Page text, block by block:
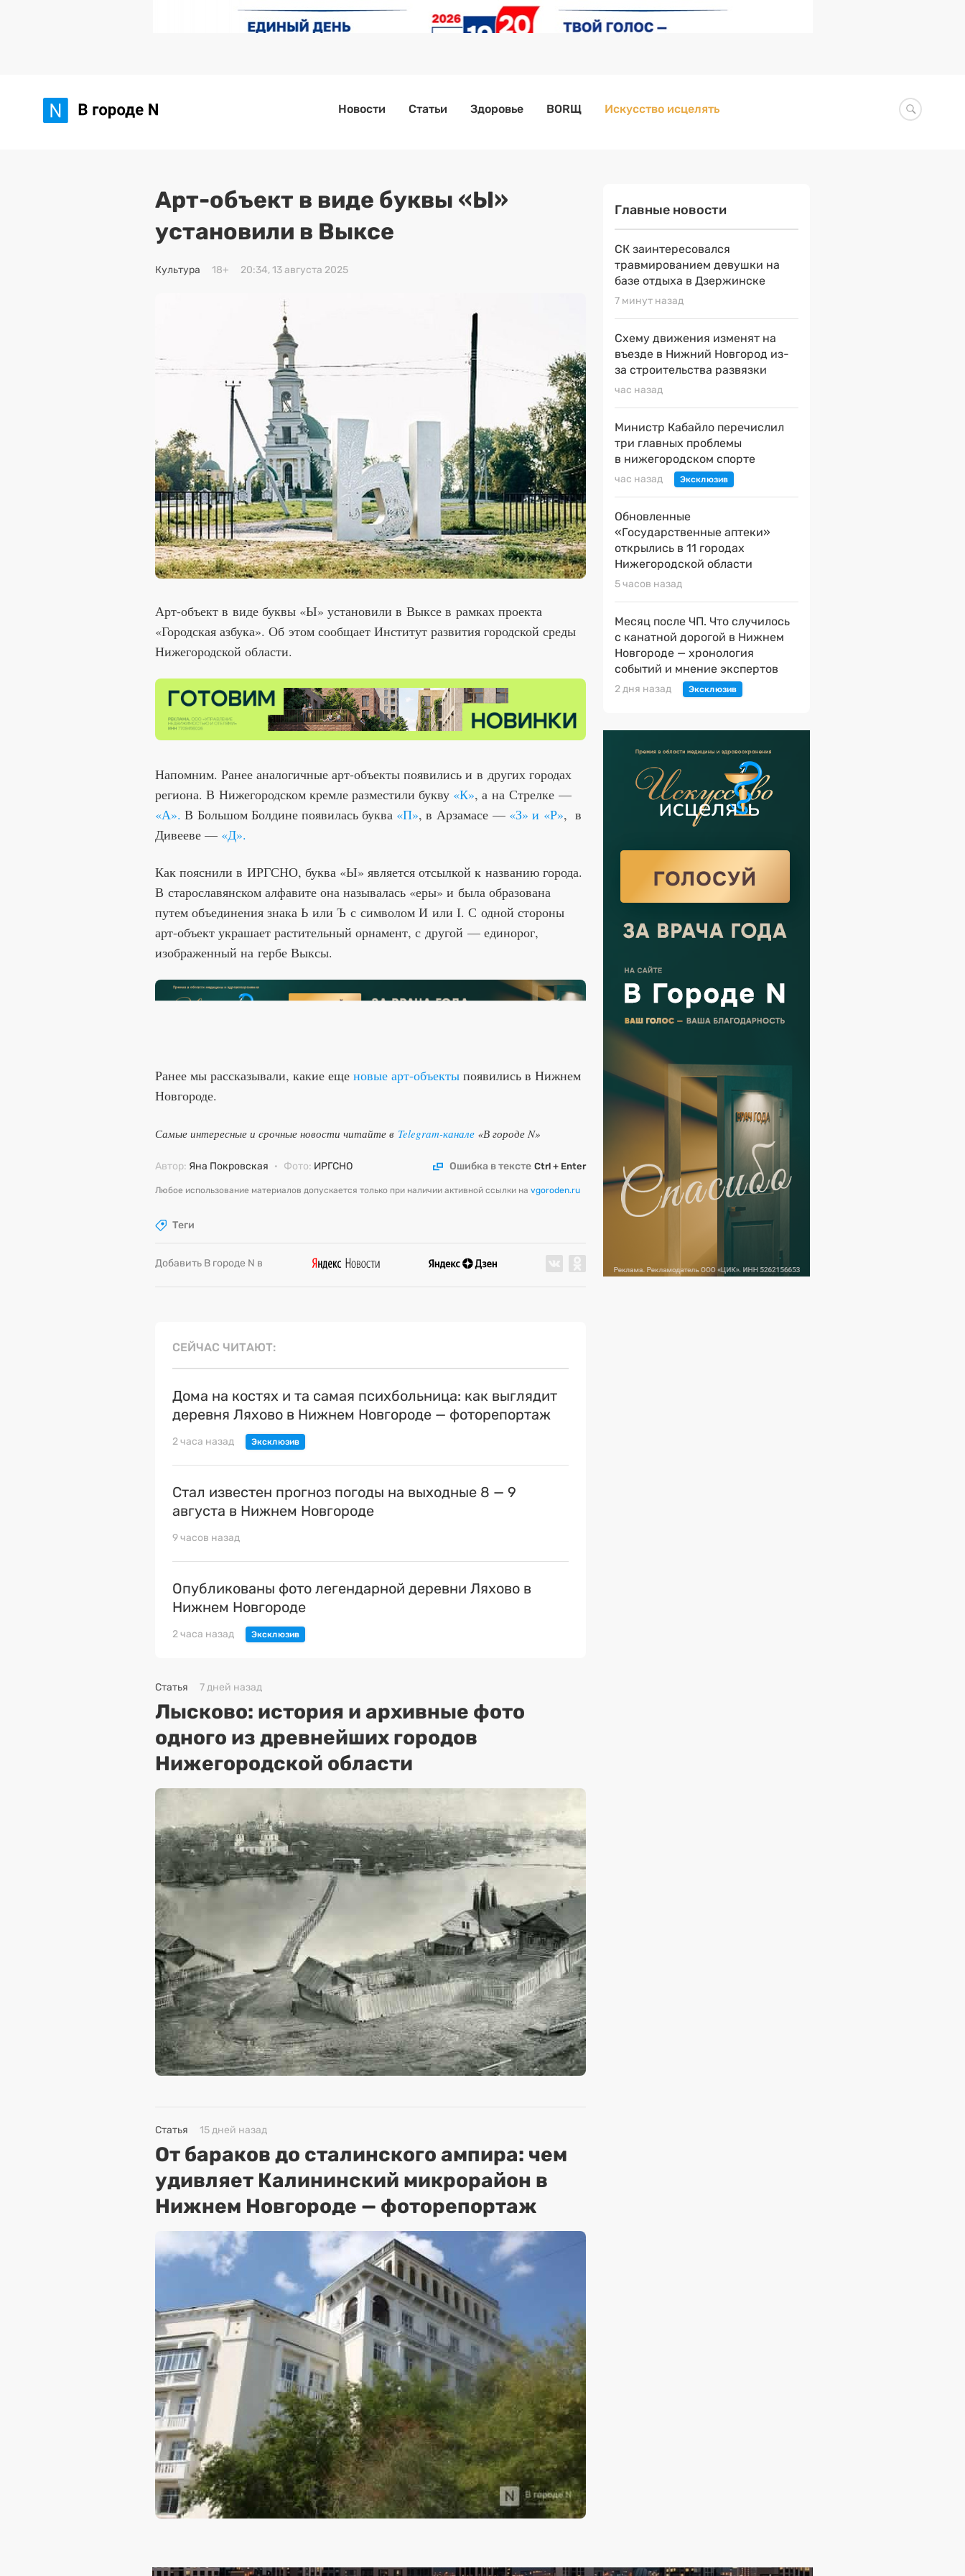
Новости Статьи Здоровье BORЩ Искусство исцелять
Арт-объект в виде буквы «Ы»
установили в Выксе
Культура 18+ 20:34, 13 августа 2025
Арт-объект в виде буквы «Ы» установили в Выксе в рамках проекта
«Городская азбука». Об этом сообщает Институт развития городской среды
Нижегородской области.
Напомним. Ранее аналогичные арт-объекты появились и в других городах
региона. В Нижегородском кремле разместили букву «К», а на Стрелке —
«А». В Большом Болдине появилась буква «П», в Арзамасе — «З» и «Р», в
Дивееве — «Д».
Как пояснили в ИРГСНО, буква «Ы» является отсылкой к названию города.
В старославянском алфавите она называлась «еры» и была образована
путем объединения знака Ь или Ъ с символом И или І. С одной стороны
арт-объект украшает растительный орнамент, с другой — единорог,
изображенный на гербе Выксы.
Ранее мы рассказывали, какие еще новые арт-объекты появились в Нижнем
Новгороде.
Самые интересные и срочные новости читайте в Telegram-канале «В городе N»
Автор: Яна Покровская · Фото: ИРГСНО Ошибка в тексте Ctrl + Enter
Любое использование материалов допускается только при наличии активной ссылки на vgoroden.ru
Теги
Добавить В городе N в
СЕЙЧАС ЧИТАЮТ
Дома на костях и та самая психбольница: как выглядит
деревня Ляхово в Нижнем Новгороде — фоторепортаж
2 часа назад
Стал известен прогноз погоды на выходные 8 — 9
августа в Нижнем Новгороде
9 часов назад
Опубликованы фото легендарной деревни Ляхово в
Нижнем Новгороде
2 часа назад
Статья 7 дней назад
Лысково: история и архивные фото
одного из древнейших городов
Нижегородской области
Статья 15 дней назад
От бараков до сталинского ампира: чем
удивляет Калининский микрорайон в
Нижнем Новгороде — фоторепортаж
Главные новости
СК заинтересовался
травмированием девушки на
базе отдыха в Дзержинске
7 минут назад
Схему движения изменят на
въезде в Нижний Новгород из-
за строительства развязки
час назад
Министр Кабайло перечислил
три главных проблемы
в нижегородском спорте
час назад
Обновленные
«Государственные аптеки»
открылись в 11 городах
Нижегородской области
5 часов назад
Месяц после ЧП. Что случилось
с канатной дорогой в Нижнем
Новгороде — хронология
событий и мнение экспертов
2 дня назад